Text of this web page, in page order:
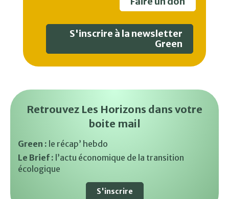
S'inscrire à la newsletter
Green
Retrouvez Les Horizons dans votre
boite mail
Green : le récap’ hebdo
Le Brief : l’actu économique de la transition
écologique
S'inscrire